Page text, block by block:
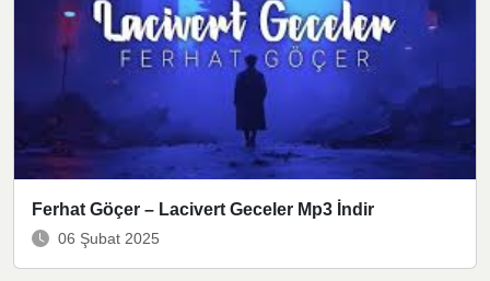
Ferhat Göçer – Lacivert Geceler Mp3 İndir
06 Şubat 2025